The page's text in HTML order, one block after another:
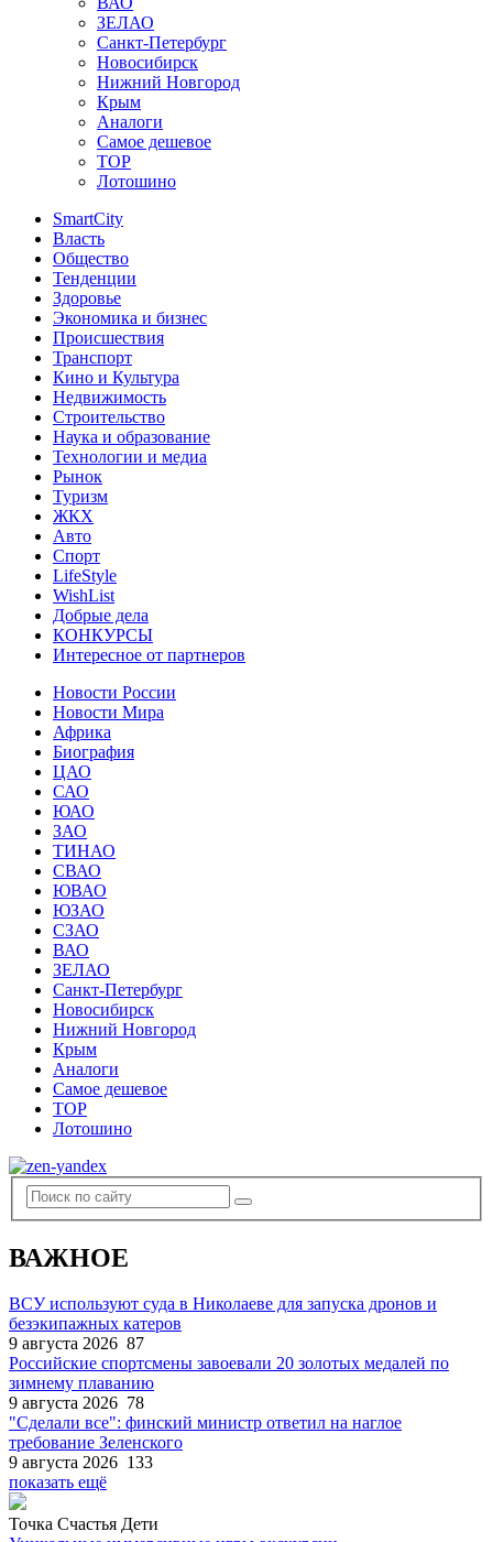
ЗЕЛАО
Санкт-Петербург
Новосибирск
Нижний Новгород
Крым
Аналоги
Самое дешевое
TOP
Лотошино
SmartCity
Власть
Общество
Тенденции
Здоровье
Экономика и бизнес
Происшествия
Транспорт
Кино и Культура
Недвижимость
Строительство
Наука и образование
Технологии и медиа
Рынок
Туризм
ЖКХ
Авто
Спорт
LifeStyle
WishList
Добрые дела
КОНКУРСЫ
Интересное от партнеров
Новости России
Новости Мира
Африка
Биография
ЦАО
САО
ЮАО
ЗАО
ТИНАО
СВАО
ЮВАО
ЮЗАО
СЗАО
ВАО
ЗЕЛАО
Санкт-Петербург
Новосибирск
Нижний Новгород
Крым
Аналоги
Самое дешевое
TOP
Лотошино
ВАЖНОЕ
ВСУ используют суда в Николаеве для запуска дронов и
безэкипажных катеров
9 августа 2026 87
Российские спортсмены завоевали 20 золотых медалей по
зимнему плаванию
9 августа 2026 78
"Сделали все": финский министр ответил на наглое
требование Зеленского
9 августа 2026 133
показать ещё
Точка Счастья Дети